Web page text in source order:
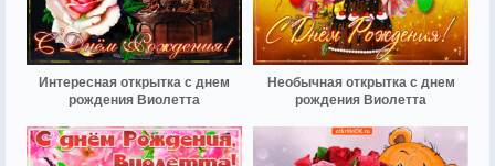
Интересная открытка с днем
рождения Виолетта
Необычная открытка с днем
рождения Виолетта